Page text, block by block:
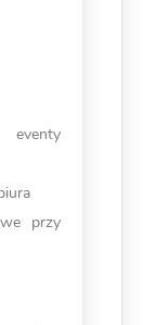
eventy
przy